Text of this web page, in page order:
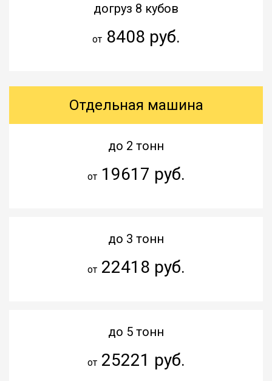
догруз 8 кубов
от8408 руб.
Отдельная машина
до 2 тонн
от19617 руб.
до 3 тонн
от22418 руб.
до 5 тонн
от25221 руб.